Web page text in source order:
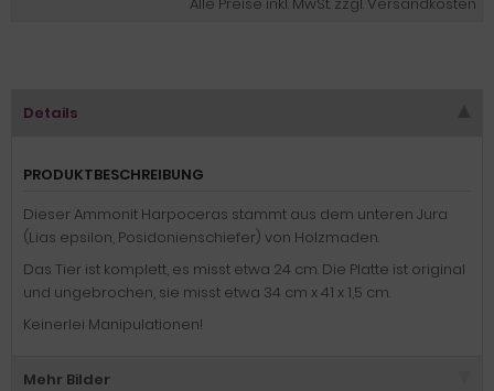
Details
PRODUKTBESCHREIBUNG
Dieser Ammonit Harpoceras stammt aus dem unteren Jura
(Lias epsilon, Posidonienschiefer) von Holzmaden.
Das Tier ist komplett, es misst etwa 24 cm. Die Platte ist original
und ungebrochen, sie misst etwa 34 cm x 41 x 1,5 cm.
Keinerlei Manipulationen!
Mehr Bilder